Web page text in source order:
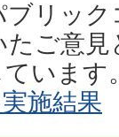
リッ
ご意
ています
施結果